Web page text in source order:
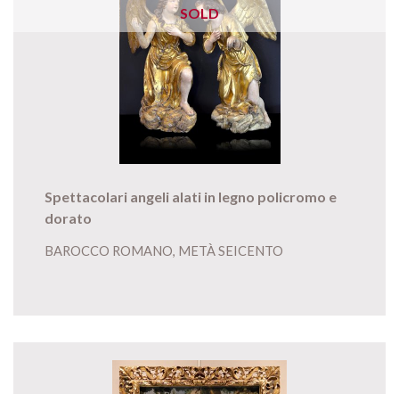
SOLD
Spettacolari angeli alati in legno policromo e
dorato
BAROCCO ROMANO, METÀ SEICENTO